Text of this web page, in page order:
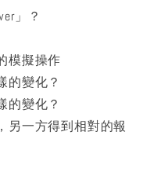
」？
模擬操作
的變化？
的變化？
另一方得到相對的報